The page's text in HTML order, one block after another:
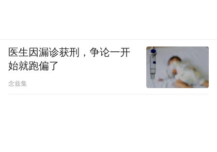
医生因漏诊获刑，争论一开
始就跑偏了
念兹集